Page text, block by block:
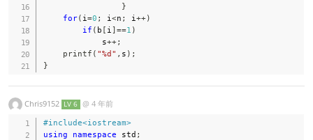
}
for( i =0 ; i <n ; i ++)
if ( b [ i ]==1 )
            s
++;
printf ( "%d" , s ) ;
}
Chris9152 LV 6 @ 4 年前
#include<iostream>
using
namespace std ;